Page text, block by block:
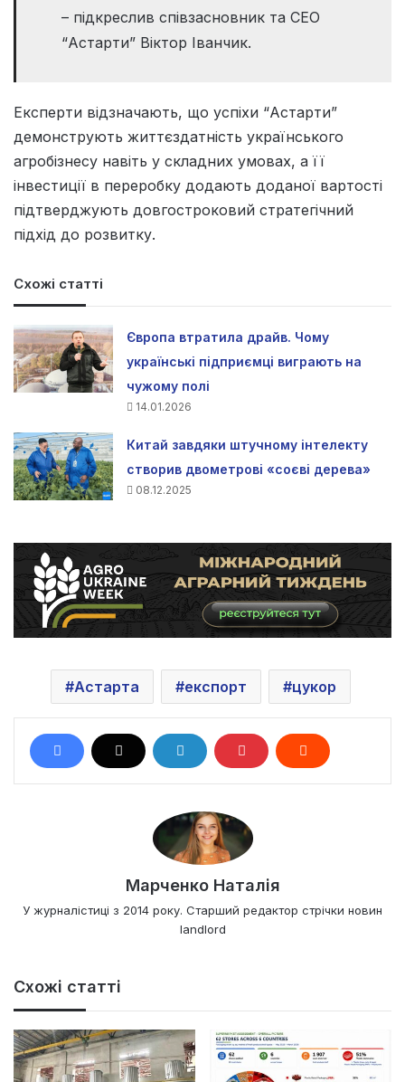
– підкреслив співзасновник та CEO
“Астарти” Віктор Іванчик.
Експерти відзначають, що успіхи “Астарти”
демонструють життєздатність українського
агробізнесу навіть у складних умовах, а її
інвестиції в переробку додають доданої вартості
підтверджують довгостроковий стратегічний
підхід до розвитку.
Схожі статті
Європа втратила драйв. Чому
українські підприємці виграють на
чужому полі
14.01.2026
Китай завдяки штучному інтелекту
створив двометрові «соєві дерева»
08.12.2025
Астарта експорт цукор
Марченко Наталія
У журналістиці з 2014 року. Старший редактор стрічки новин
landlord
Схожі статті